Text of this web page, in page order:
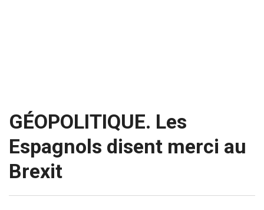
GÉOPOLITIQUE. Les
Espagnols disent merci au
Brexit